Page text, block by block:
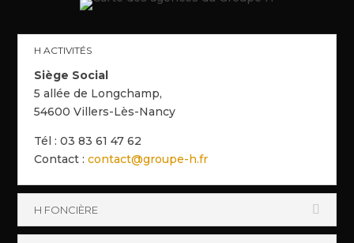
H ACTIVITÉS
Siège Social
5 allée de Longchamp,
54600 Villers-Lès-Nancy
Tél : 03 83 61 47 62
Contact :contact@groupe-h.fr
H FONCIÈRE